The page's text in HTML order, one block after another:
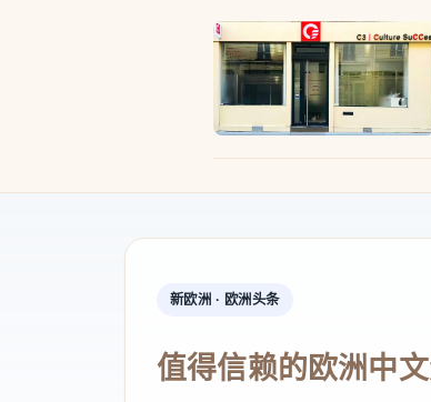
新欧洲 · 欧洲头条
值得信赖的欧洲中